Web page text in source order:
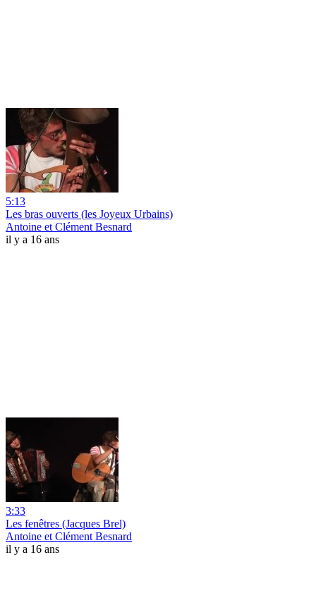
5:13
Les bras ouverts (les Joyeux Urbains)
Antoine et Clément Besnard
il y a 16 ans
3:33
Les fenêtres (Jacques Brel)
Antoine et Clément Besnard
il y a 16 ans